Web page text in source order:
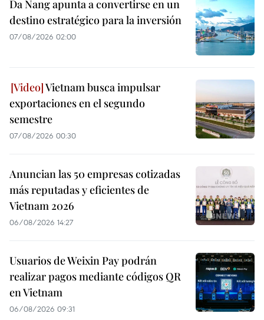
Da Nang apunta a convertirse en un
destino estratégico para la inversión
07/08/2026 02:00
Vietnam busca impulsar
exportaciones en el segundo
semestre
07/08/2026 00:30
Anuncian las 50 empresas cotizadas
más reputadas y eficientes de
Vietnam 2026
06/08/2026 14:27
Usuarios de Weixin Pay podrán
realizar pagos mediante códigos QR
en Vietnam
06/08/2026 09:31